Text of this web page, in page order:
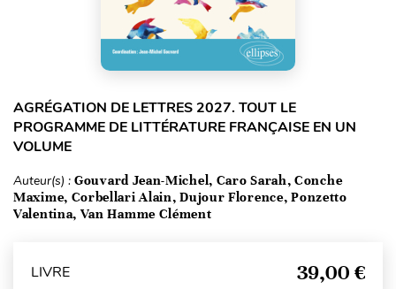
AGRÉGATION DE LETTRES 2027. TOUT LE
PROGRAMME DE LITTÉRATURE FRANÇAISE EN UN
VOLUME
Auteur(s) : Gouvard Jean-Michel, Caro Sarah, Conche
Maxime, Corbellari Alain, Dujour Florence, Ponzetto
Valentina, Van Hamme Clément
LIVRE 39,00 €